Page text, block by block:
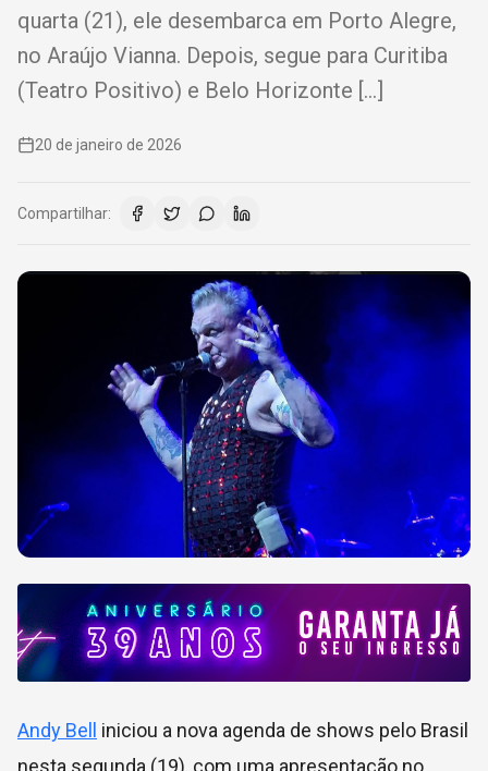
quarta (21), ele desembarca em Porto Alegre,
no Araújo Vianna. Depois, segue para Curitiba
(Teatro Positivo) e Belo Horizonte […]
20 de janeiro de 2026
Compartilhar:
Andy Bell
iniciou a nova agenda de shows pelo Brasil
nesta segunda (19), com uma apresentação no